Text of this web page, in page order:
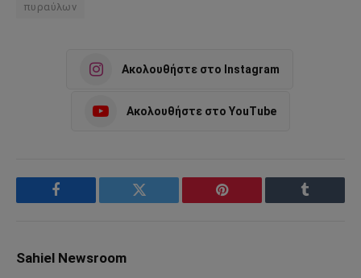
πυραύλων
Ακολουθήστε στο Instagram
Ακολουθήστε στο YouTube
Facebook Twitter Pinterest Tumblr
Sahiel Newsroom